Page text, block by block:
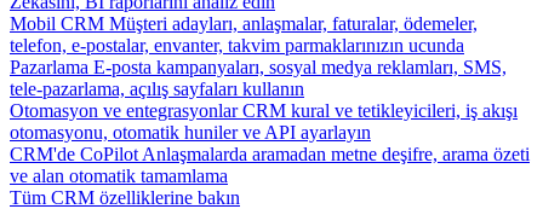
Mobil CRM Müşteri adayları, anlaşmalar, faturalar, ödemeler,
telefon, e-postalar, envanter, takvim parmaklarınızın ucunda
Pazarlama E-posta kampanyaları, sosyal medya reklamları, SMS,
tele-pazarlama, açılış sayfaları kullanın
Otomasyon ve entegrasyonlar CRM kural ve tetikleyicileri, iş akışı
otomasyonu, otomatik huniler ve API ayarlayın
CRM'de CoPilot Anlaşmalarda aramadan metne deşifre, arama özeti
ve alan otomatik tamamlama
Tüm CRM özelliklerine bakın